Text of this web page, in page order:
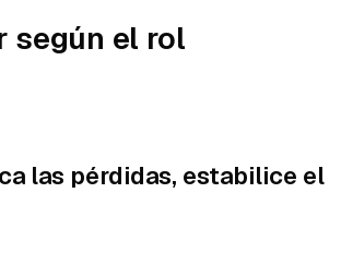
según el rol
las pérdidas, estabilice el